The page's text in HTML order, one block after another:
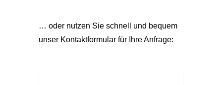
… oder nutzen Sie schnell und bequem
unser Kontaktformular für Ihre Anfrage: